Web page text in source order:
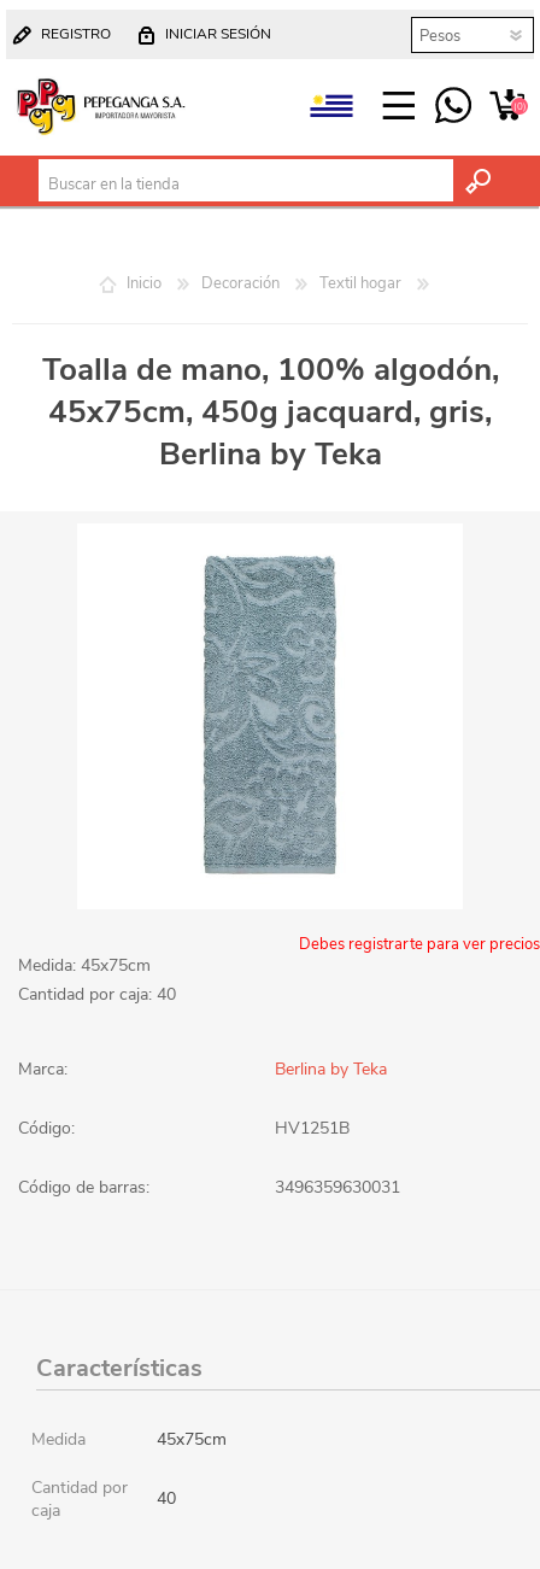
REGISTRO INICIAR SESIÓN
(0)
Inicio Decoración Textil hogar
Toalla de mano, 100% algodón,
45x75cm, 450g jacquard, gris,
Berlina by Teka
Debes registrarte para ver precios
Medida: 45x75cm
Cantidad por caja: 40
Marca: Berlina by Teka
Código: HV1251B
Código de barras: 3496359630031
Características
Medida 45x75cm
Cantidad por
caja
40